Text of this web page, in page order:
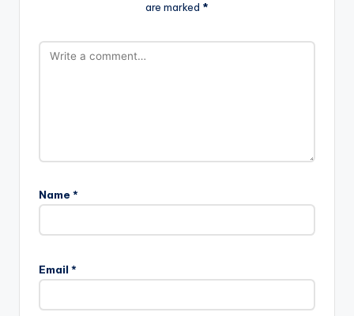
are marked *
Name *
Email *